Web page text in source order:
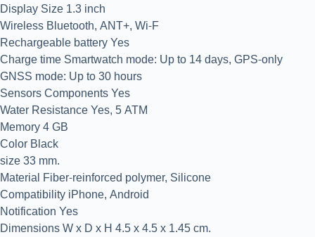
Display Size 1.3 inch
Wireless Bluetooth, ANT+, Wi-F
Rechargeable battery Yes
Charge time Smartwatch mode: Up to 14 days, GPS-only
GNSS mode: Up to 30 hours
Sensors Components Yes
Water Resistance Yes, 5 ATM
Memory 4 GB
Color Black
size 33 mm.
Material Fiber-reinforced polymer, Silicone
Compatibility iPhone, Android
Notification Yes
Dimensions W x D x H 4.5 x 4.5 x 1.45 cm.